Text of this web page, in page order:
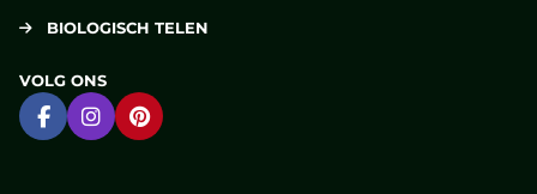
BIOLOGISCH TELEN
VOLG ONS
Ga naar Facebook
Ga naar Instagram
Ga naar Pinterest